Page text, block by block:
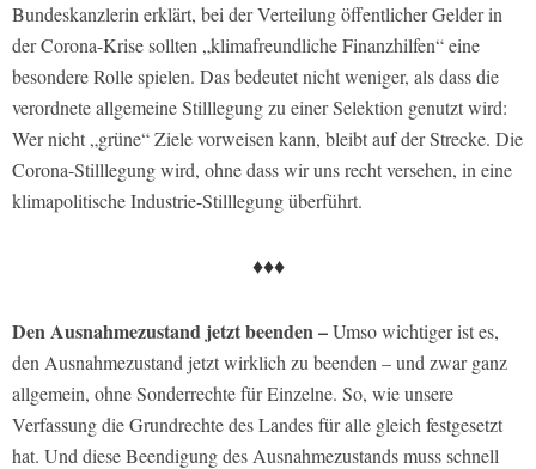
Bundeskanzlerin erklärt, bei der Verteilung öffentlicher Gelder in
der Corona-Krise sollten „klimafreundliche Finanzhilfen“ eine
besondere Rolle spielen. Das bedeutet nicht weniger, als dass die
verordnete allgemeine Stilllegung zu einer Selektion genutzt wird:
Wer nicht „grüne“ Ziele vorweisen kann, bleibt auf der Strecke. Die
Corona-Stilllegung wird, ohne dass wir uns recht versehen, in eine
klimapolitische Industrie-Stilllegung überführt.
♦♦♦
Den Ausnahmezustand jetzt beenden –Umso wichtiger ist es,
den Ausnahmezustand jetzt wirklich zu beenden – und zwar ganz
allgemein, ohne Sonderrechte für Einzelne. So, wie unsere
Verfassung die Grundrechte des Landes für alle gleich festgesetzt
hat. Und diese Beendigung des Ausnahmezustands muss schnell